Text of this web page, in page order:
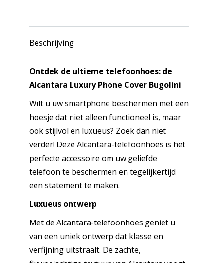
9002
Alcantara
aantal
Beschrijving
Ontdek de ultieme telefoonhoes: de
Alcantara Luxury Phone Cover Bugolini
Wilt u uw smartphone beschermen met een
hoesje dat niet alleen functioneel is, maar
ook stijlvol en luxueus? Zoek dan niet
verder! Deze Alcantara-telefoonhoes is het
perfecte accessoire om uw geliefde
telefoon te beschermen en tegelijkertijd
een statement te maken.
Luxueus ontwerp
Met de Alcantara-telefoonhoes geniet u
van een uniek ontwerp dat klasse en
verfijning uitstraalt. De zachte,